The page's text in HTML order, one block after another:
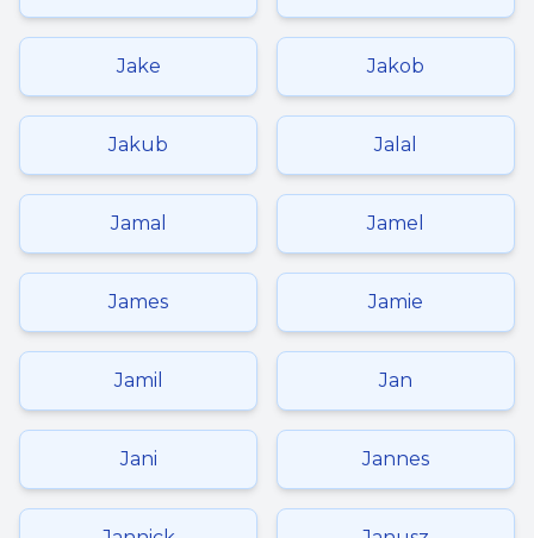
Jake Jakob
Jakub Jalal
Jamal Jamel
James Jamie
Jamil Jan
Jani Jannes